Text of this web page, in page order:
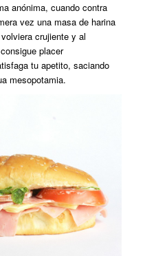
anónima, cuando contra
vez una masa de harina
crujiente y al
placer
tu apetito, saciando
mesopotamia.